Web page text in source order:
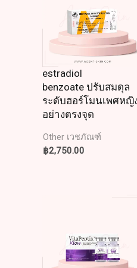
estradiol
benzoate ปรับสมดุล
ระดับฮอร์โมนเพศหญิ
อย่างตรงจุด
Other เวชภัณฑ์
฿2,750.00